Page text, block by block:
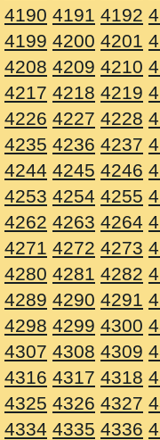
4190 4191 4192
4199 4200 4201
4208 4209 4210
4217 4218 4219
4226 4227 4228
4235 4236 4237
4244 4245 4246
4253 4254 4255
4262 4263 4264
4271 4272 4273
4280 4281 4282
4289 4290 4291
4298 4299 4300
4307 4308 4309
4316 4317 4318
4325 4326 4327
4334 4335 4336